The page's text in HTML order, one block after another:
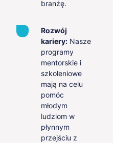
branżę.
Rozwój
kariery: Nasze
programy
mentorskie i
szkoleniowe
mają na celu
pomóc
młodym
ludziom w
płynnym
przejściu z